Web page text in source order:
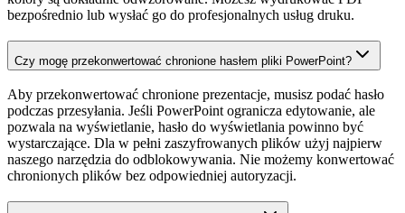
bezpośrednio lub wysłać go do profesjonalnych usług druku.
Czy mogę przekonwertować chronione hasłem pliki PowerPoint?
Aby przekonwertować chronione prezentacje, musisz podać hasło
podczas przesyłania. Jeśli PowerPoint ogranicza edytowanie, ale
pozwala na wyświetlanie, hasło do wyświetlania powinno być
wystarczające. Dla w pełni zaszyfrowanych plików użyj najpierw
naszego narzędzia do odblokowywania. Nie możemy konwertować
chronionych plików bez odpowiedniej autoryzacji.